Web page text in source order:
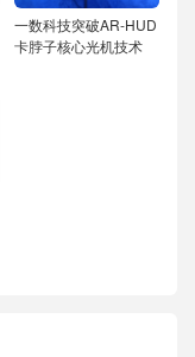
一数科技突破AR-HUD
卡脖子核心光机技术